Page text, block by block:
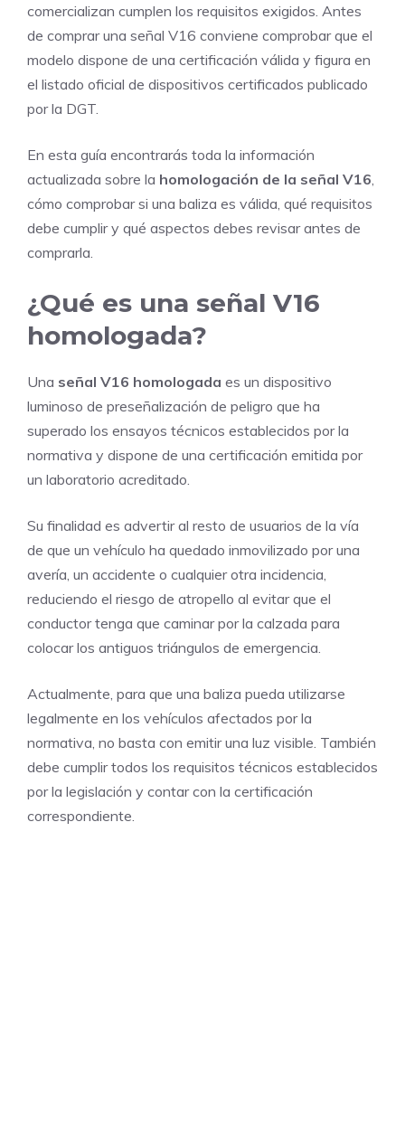
comercializan cumplen los requisitos exigidos. Antes
de comprar una señal V16 conviene comprobar que el
modelo dispone de una certificación válida y figura en
el listado oficial de dispositivos certificados publicado
por la DGT.
En esta guía encontrarás toda la información
actualizada sobre la homologación de la señal V16
cómo comprobar si una baliza es válida, qué requisitos
debe cumplir y qué aspectos debes revisar antes de
comprarla.
¿Qué es una señal V16
homologada?
Una señal V16 homologada es un dispositivo
luminoso de preseñalización de peligro que ha
superado los ensayos técnicos establecidos por la
normativa y dispone de una certificación emitida por
un laboratorio acreditado.
Su finalidad es advertir al resto de usuarios de la vía
de que un vehículo ha quedado inmovilizado por una
avería, un accidente o cualquier otra incidencia,
reduciendo el riesgo de atropello al evitar que el
conductor tenga que caminar por la calzada para
colocar los antiguos triángulos de emergencia.
Actualmente, para que una baliza pueda utilizarse
legalmente en los vehículos afectados por la
normativa, no basta con emitir una luz visible. También
debe cumplir todos los requisitos técnicos establecidos
por la legislación y contar con la certificación
correspondiente.